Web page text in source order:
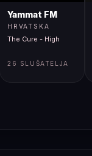
LIVE
Yammat FM
HRVATSKA
The Cure - High
26 SLUŠATELJA